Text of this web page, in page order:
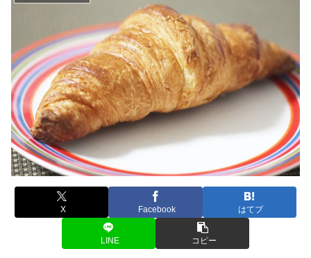
X Facebook はてブ
LINE コピー